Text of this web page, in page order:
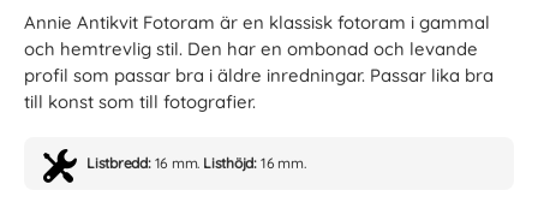
Annie Antikvit Fotoram är en klassisk fotoram i gammal
och hemtrevlig stil. Den har en ombonad och levande
profil som passar bra i äldre inredningar. Passar lika bra
till konst som till fotografier.
Listbredd:16 mm. Listhöjd: 16 mm.